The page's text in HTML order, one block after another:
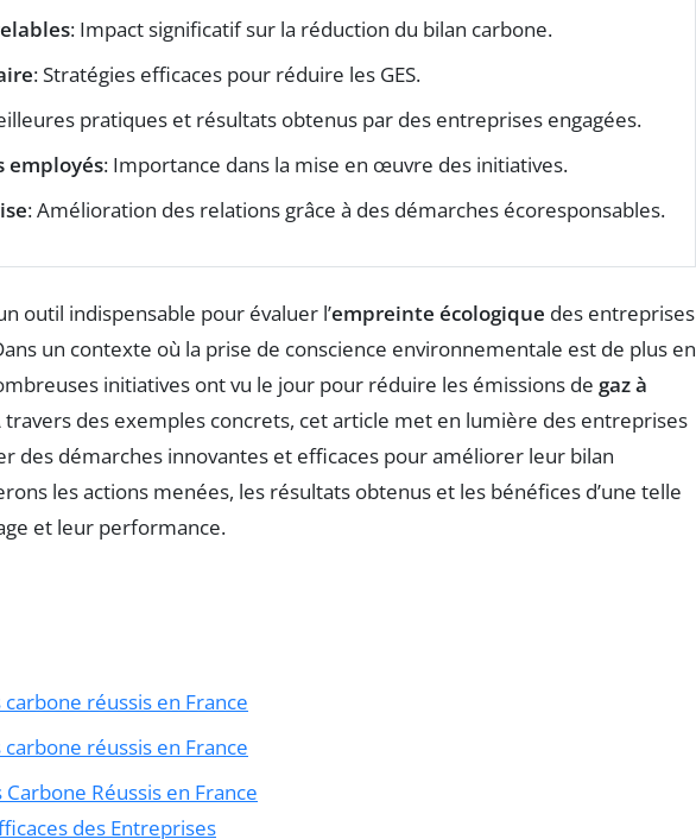
: Impact significatif sur la réduction du bilan carbone.
: Stratégies efficaces pour réduire les GES.
pratiques et résultats obtenus par des entreprises engagées.
employés: Importance dans la mise en œuvre des initiatives.
: Amélioration des relations grâce à des démarches écoresponsables.
outil indispensable pour évaluer l’empreinte écologique des entreprises
un contexte où la prise de conscience environnementale est de plus en
initiatives ont vu le jour pour réduire les émissions de gaz à
travers des exemples concrets, cet article met en lumière des entreprises
des démarches innovantes et efficaces pour améliorer leur bilan
les actions menées, les résultats obtenus et les bénéfices d’une telle
et leur performance.
réussis en France
réussis en France
Réussis en France
des Entreprises